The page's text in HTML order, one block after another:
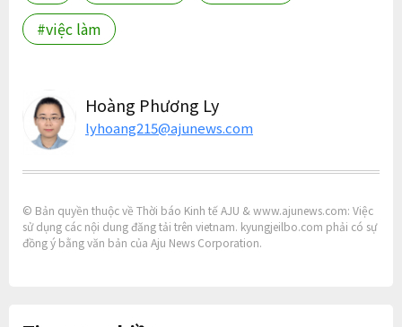
#việc làm
Hoàng Phương Ly
lyhoang215@ajunews.com
© Bản quyền thuộc về Thời báo Kinh tế AJU & www.ajunews.com: Việc
sử dụng các nội dung đăng tải trên vietnam. kyungjeilbo.com phải có sự
đồng ý bằng văn bản của Aju News Corporation.